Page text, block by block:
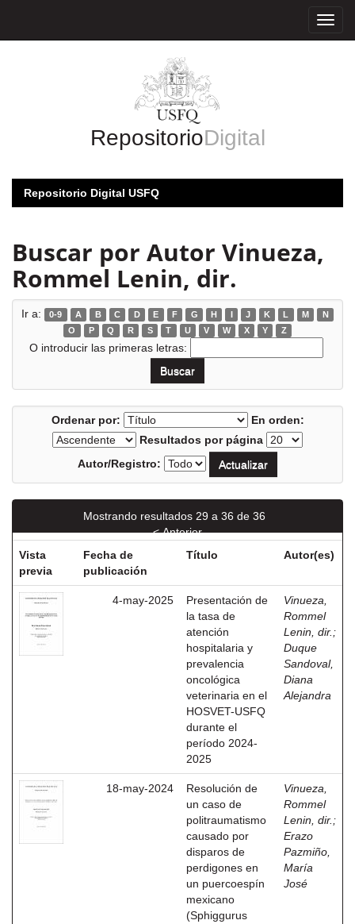
RepositorioDigital
Repositorio Digital USFQ
Buscar por Autor Vinueza,
Rommel Lenin, dir.
Ir a: 0-9 A B C D E F G H I J K L M
N
O
P Q R S T U V W X Y Z
O introducir las primeras letras:
Ordenar por:
En orden:
Resultados por página
Autor/Registro:
Mostrando resultados 29 a 36 de 36
< Anterior
Vista
previa
Fecha de
publicación
Título Autor(es)
4-may-2025
Presentación de
la tasa de
atención
hospitalaria y
prevalencia
oncológica
veterinaria en el
HOSVET-USFQ
durante el
período 2024-
2025
Vinueza,
Rommel
Lenin, dir. ;
Duque
Sandoval,
Diana
Alejandra
18-may-2024
Resolución de
un caso de
politraumatismo
causado por
disparos de
perdigones en
un puercoespín
mexicano
(Sphiggurus
Vinueza,
Rommel
Lenin, dir. ;
Erazo
Pazmiño,
María
José